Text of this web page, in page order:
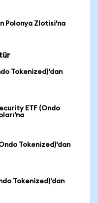
Polonya Zlotisi'na
Tokenized)'dan
ETF (Ondo
Tokenized)'dan
Tokenized)'dan